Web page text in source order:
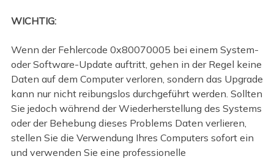
WICHTIG:
Wenn der Fehlercode 0x80070005 bei einem System-
oder Software-Update auftritt, gehen in der Regel keine
Daten auf dem Computer verloren, sondern das Upgrade
kann nur nicht reibungslos durchgeführt werden. Sollten
Sie jedoch während der Wiederherstellung des Systems
oder der Behebung dieses Problems Daten verlieren,
stellen Sie die Verwendung Ihres Computers sofort ein
und verwenden Sie eine professionelle